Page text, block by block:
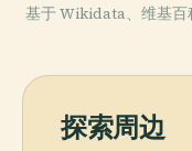
基于 Wikidata、维基百
探索周边